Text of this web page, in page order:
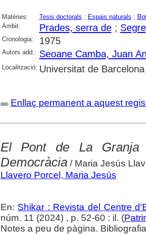
Matèries: Tesis doctorals ; Espais naturals ;
Àmbit:
Prades, serra de;
Cronologia: 1975
Autors add.: Seoane Camba, Juan
Localització: Universitat de Barcelona
Enllaç permanent a aquest
El Pont de La
Democràcia/ Maria Jesús
Llavero Porcel, Maria Jesús
En: Shikar : Revista del Centre
núm. 11 (2024) , p. 52-60 : il. (
Notes a peu de pàgina.